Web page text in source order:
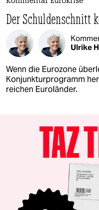
Der Schuldenschnitt
Ulrike
Wenn die Eurozone
Konjunkturprogramm
reichen Euroländer.